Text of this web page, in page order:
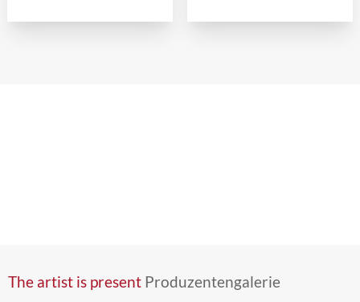
The artist is present Produzentengalerie